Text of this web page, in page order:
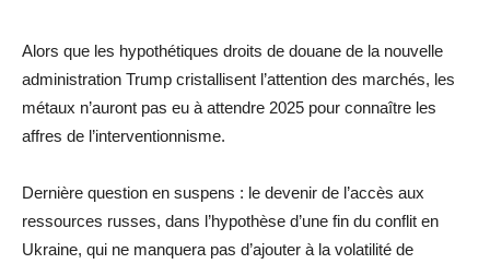
Alors que les hypothétiques droits de douane de la nouvelle
administration Trump cristallisent l’attention des marchés, les
métaux n’auront pas eu à attendre 2025 pour connaître les
affres de l’interventionnisme.
Dernière question en suspens : le devenir de l’accès aux
ressources russes, dans l’hypothèse d’une fin du conflit en
Ukraine, qui ne manquera pas d’ajouter à la volatilité de